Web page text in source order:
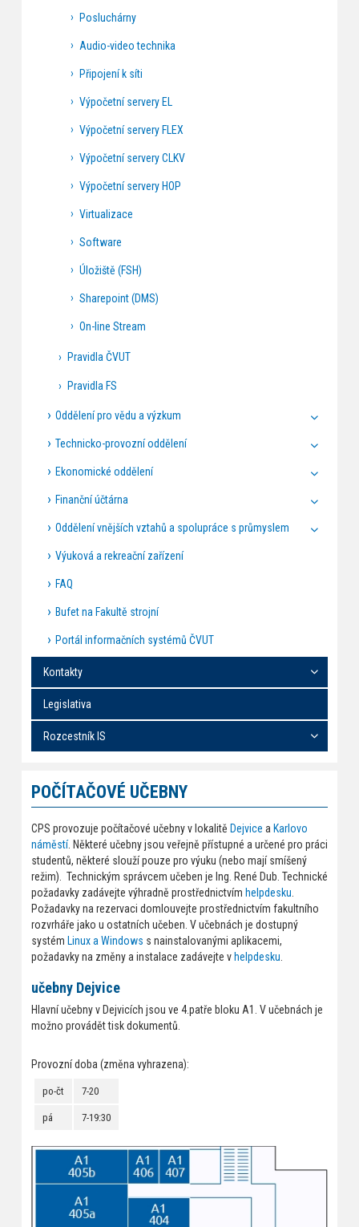
Posluchárny
Audio-video technika
Připojení k síti
Výpočetní servery EL
Výpočetní servery FLEX
Výpočetní servery CLKV
Výpočetní servery HOP
Virtualizace
Software
Úložiště (FSH)
Sharepoint (DMS)
On-line Stream
Pravidla ČVUT
Pravidla FS
Oddělení pro vědu a výzkum
Technicko-provozní oddělení
Ekonomické oddělení
Finanční účtárna
Oddělení vnějších vztahů a spolupráce s průmyslem
Výuková a rekreační zařízení
FAQ
Bufet na Fakultě strojní
Portál informačních systémů ČVUT
Kontakty
Legislativa
Rozcestník IS
POČÍTAČOVÉ UČEBNY
CPS provozuje počítačové učebny v lokalitě Dejvice a Karlovo
náměstí. Některé učebny jsou veřejně přístupné a určené pro práci
studentů, některé slouží pouze pro výuku (nebo mají smíšený
režim). Technickým správcem učeben je Ing. René Dub. Technické
požadavky zadávejte výhradně prostřednictvím helpdesku.
Požadavky na rezervaci domlouvejte prostřednictvím fakultního
rozvrháře jako u ostatních učeben. V učebnách je dostupný
systém Linux a Windows s nainstalovanými aplikacemi,
požadavky na změny a instalace zadávejte v helpdesku.
učebny Dejvice
Hlavní učebny v Dejvicích jsou ve 4.patře bloku A1. V učebnách je
možno provádět tisk dokumentů.
Provozní doba (změna vyhrazena):
po-čt 7-20
pá 7-19:30